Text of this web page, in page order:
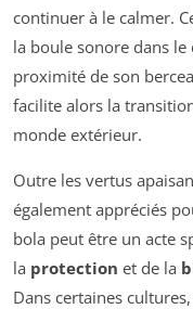
continuer à le calmer.
la boule sonore dans le
proximité de son
facilite alors la
monde extérieur.
Outre les vertus
également appréciés
bola peut être un acte
la protection et de la
Dans certaines